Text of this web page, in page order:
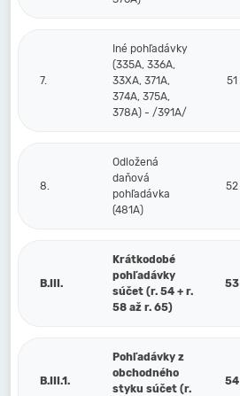
7.
Iné pohľadávky
(335A, 336A,
33XA, 371A,
374A, 375A,
378A) - /391A/
51
8.
Odložená
daňová
pohľadávka
(481A)
52
B.III.
Krátkodobé
pohľadávky
súčet (r. 54 + r.
58 až r. 65)
53
B.III.1.
Pohľadávky z
obchodného
styku súčet (r.
54